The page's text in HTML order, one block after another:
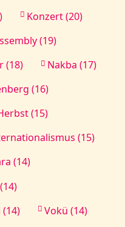
Konzert (20)
(19)
(18)
Nakba (17)
(16)
(15)
(15)
(14)
Vokü (14)